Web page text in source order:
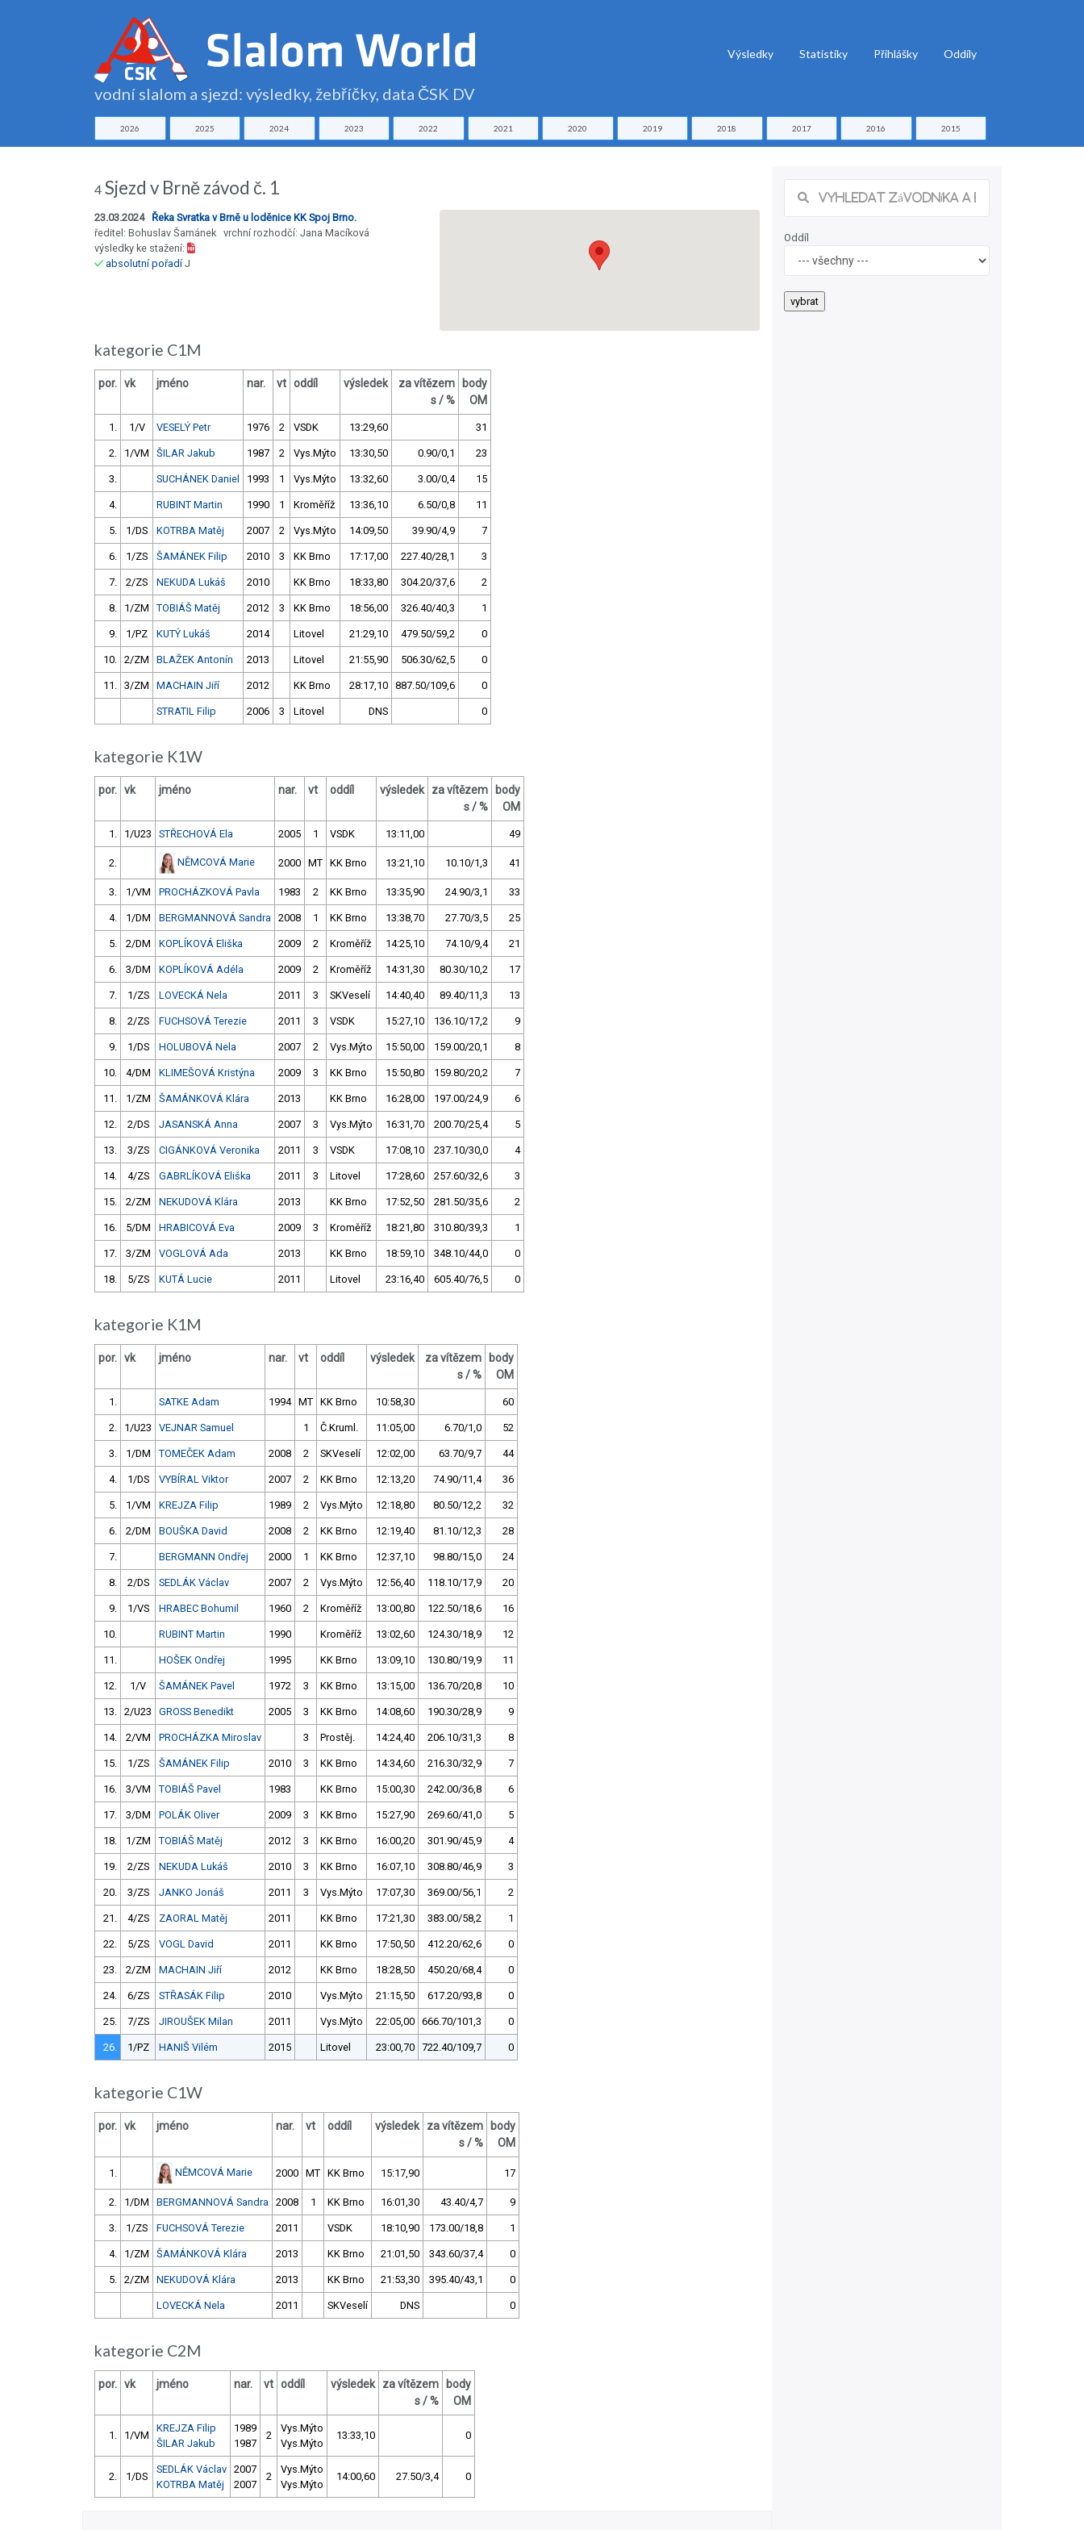
vodní slalom a sjezd: výsledky, žebříčky, data ČSK DV
Výsledky Statistiky Přihlášky Oddíly
2026 2025 2024 2023 2022 2021 2020 2019 2018 2017 2016 2015
4 Sjezd v Brně závod č. 1
23.03.2024 Řeka Svratka v Brně u loděnice KK Spoj Brno.
ředitel: Bohuslav Šamánek vrchní rozhodčí: Jana Macíková
výsledky ke stažení:
absolutní pořadíJ
kategorie C1M
por. vk jméno nar. vt oddíl výsledek
za vítězem
s / %
body
OM
1. 1/V VESELÝ Petr 1976 2 VSDK 13:29,60 31
2. 1/VM ŠILAR Jakub 1987 2 Vys.Mýto 13:30,50 0.90/0,1 23
3. SUCHÁNEK Daniel 1993 1 Vys.Mýto 13:32,60 3.00/0,4 15
4. RUBINT Martin 1990 1 Kroměříž 13:36,10 6.50/0,8 11
5. 1/DS KOTRBA Matěj 2007 2 Vys.Mýto 14:09,50 39.90/4,9 7
6. 1/ZS ŠAMÁNEK Filip 2010 3 KK Brno 17:17,00 227.40/28,1 3
7. 2/ZS NEKUDA Lukáš 2010 KK Brno 18:33,80 304.20/37,6 2
8. 1/ZM TOBIÁŠ Matěj 2012 3 KK Brno 18:56,00 326.40/40,3 1
9. 1/PZ KUTÝ Lukáš 2014 Litovel 21:29,10 479.50/59,2 0
10. 2/ZM BLAŽEK Antonín 2013 Litovel 21:55,90 506.30/62,5 0
11. 3/ZM MACHAIN Jiří 2012 KK Brno 28:17,10 887.50/109,6 0
STRATIL Filip 2006 3 Litovel DNS 0
kategorie K1W
por. vk jméno nar. vt oddíl výsledek
za vítězem
s / %
body
OM
1. 1/U23 STŘECHOVÁ Ela 2005 1 VSDK 13:11,00 49
2. NĚMCOVÁ Marie 2000 MT KK Brno 13:21,10 10.10/1,3 41
3. 1/VM PROCHÁZKOVÁ Pavla 1983 2 KK Brno 13:35,90 24.90/3,1 33
4. 1/DM BERGMANNOVÁ Sandra 2008 1 KK Brno 13:38,70 27.70/3,5 25
5. 2/DM KOPLÍKOVÁ Eliška 2009 2 Kroměříž 14:25,10 74.10/9,4 21
6. 3/DM KOPLÍKOVÁ Adéla 2009 2 Kroměříž 14:31,30 80.30/10,2 17
7. 1/ZS LOVECKÁ Nela 2011 3 SKVeselí 14:40,40 89.40/11,3 13
8. 2/ZS FUCHSOVÁ Terezie 2011 3 VSDK 15:27,10 136.10/17,2 9
9. 1/DS HOLUBOVÁ Nela 2007 2 Vys.Mýto 15:50,00 159.00/20,1 8
10. 4/DM KLIMEŠOVÁ Kristýna 2009 3 KK Brno 15:50,80 159.80/20,2 7
11. 1/ZM ŠAMÁNKOVÁ Klára 2013 KK Brno 16:28,00 197.00/24,9 6
12. 2/DS JASANSKÁ Anna 2007 3 Vys.Mýto 16:31,70 200.70/25,4 5
13. 3/ZS CIGÁNKOVÁ Veronika 2011 3 VSDK 17:08,10 237.10/30,0 4
14. 4/ZS GABRLÍKOVÁ Eliška 2011 3 Litovel 17:28,60 257.60/32,6 3
15. 2/ZM NEKUDOVÁ Klára 2013 KK Brno 17:52,50 281.50/35,6 2
16. 5/DM HRABICOVÁ Eva 2009 3 Kroměříž 18:21,80 310.80/39,3 1
17. 3/ZM VOGLOVÁ Ada 2013 KK Brno 18:59,10 348.10/44,0 0
18. 5/ZS KUTÁ Lucie 2011 Litovel 23:16,40 605.40/76,5 0
kategorie K1M
por. vk jméno nar. vt oddíl výsledek
za vítězem
s / %
body
OM
1. SATKE Adam 1994 MT KK Brno 10:58,30 60
2. 1/U23 VEJNAR Samuel 1 Č.Kruml. 11:05,00 6.70/1,0 52
3. 1/DM TOMEČEK Adam 2008 2 SKVeselí 12:02,00 63.70/9,7 44
4. 1/DS VYBÍRAL Viktor 2007 2 KK Brno 12:13,20 74.90/11,4 36
5. 1/VM KREJZA Filip 1989 2 Vys.Mýto 12:18,80 80.50/12,2 32
6. 2/DM BOUŠKA David 2008 2 KK Brno 12:19,40 81.10/12,3 28
7. BERGMANN Ondřej 2000 1 KK Brno 12:37,10 98.80/15,0 24
8. 2/DS SEDLÁK Václav 2007 2 Vys.Mýto 12:56,40 118.10/17,9 20
9. 1/VS HRABEC Bohumil 1960 2 Kroměříž 13:00,80 122.50/18,6 16
10. RUBINT Martin 1990 Kroměříž 13:02,60 124.30/18,9 12
11. HOŠEK Ondřej 1995 KK Brno 13:09,10 130.80/19,9 11
12. 1/V ŠAMÁNEK Pavel 1972 3 KK Brno 13:15,00 136.70/20,8 10
13. 2/U23 GROSS Benedikt 2005 3 KK Brno 14:08,60 190.30/28,9 9
14. 2/VM PROCHÁZKA Miroslav 3 Prostěj. 14:24,40 206.10/31,3 8
15. 1/ZS ŠAMÁNEK Filip 2010 3 KK Brno 14:34,60 216.30/32,9 7
16. 3/VM TOBIÁŠ Pavel 1983 KK Brno 15:00,30 242.00/36,8 6
17. 3/DM POLÁK Oliver 2009 3 KK Brno 15:27,90 269.60/41,0 5
18. 1/ZM TOBIÁŠ Matěj 2012 3 KK Brno 16:00,20 301.90/45,9 4
19. 2/ZS NEKUDA Lukáš 2010 3 KK Brno 16:07,10 308.80/46,9 3
20. 3/ZS JANKO Jonáš 2011 3 Vys.Mýto 17:07,30 369.00/56,1 2
21. 4/ZS ZAORAL Matěj 2011 KK Brno 17:21,30 383.00/58,2 1
22. 5/ZS VOGL David 2011 KK Brno 17:50,50 412.20/62,6 0
23. 2/ZM MACHAIN Jiří 2012 KK Brno 18:28,50 450.20/68,4 0
24. 6/ZS STŘASÁK Filip 2010 Vys.Mýto 21:15,50 617.20/93,8 0
25. 7/ZS JIROUŠEK Milan 2011 Vys.Mýto 22:05,00 666.70/101,3 0
26. 1/PZ HANIŠ Vilém 2015 Litovel 23:00,70 722.40/109,7 0
kategorie C1W
por. vk jméno nar. vt oddíl výsledek
za vítězem
s / %
body
OM
1. NĚMCOVÁ Marie 2000 MT KK Brno 15:17,90 17
2. 1/DM BERGMANNOVÁ Sandra 2008 1 KK Brno 16:01,30 43.40/4,7 9
3. 1/ZS FUCHSOVÁ Terezie 2011 VSDK 18:10,90 173.00/18,8 1
4. 1/ZM ŠAMÁNKOVÁ Klára 2013 KK Brno 21:01,50 343.60/37,4 0
5. 2/ZM NEKUDOVÁ Klára 2013 KK Brno 21:53,30 395.40/43,1 0
LOVECKÁ Nela 2011 SKVeselí DNS 0
kategorie C2M
por. vk jméno nar. vt oddíl výsledek
za vítězem
s / %
body
OM
1. 1/VM
KREJZA Filip
ŠILAR Jakub
1989
1987
2
Vys.Mýto
Vys.Mýto
13:33,10 0
2. 1/DS
SEDLÁK Václav
KOTRBA Matěj
2007
2007
2
Vys.Mýto
Vys.Mýto
14:00,60 27.50/3,4 0
Oddíl